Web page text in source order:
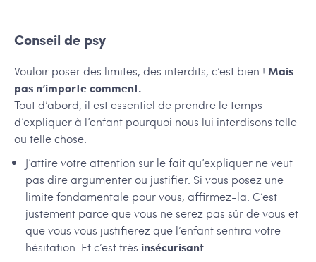
Conseil de psy
Vouloir poser des limites, des interdits, c’est bien ! Mais
pas n’importe comment.
Tout d’abord, il est essentiel de prendre le temps
d’expliquer à l’enfant pourquoi nous lui interdisons telle
ou telle chose.
J’attire votre attention sur le fait qu’expliquer ne veut
pas dire argumenter ou justifier. Si vous posez une
limite fondamentale pour vous, affirmez-la. C’est
justement parce que vous ne serez pas sûr de vous et
que vous vous justifierez que l’enfant sentira votre
hésitation. Et c’est très insécurisant.